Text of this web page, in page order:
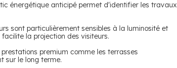
énergétique anticipé permet d'identifier les travaux
sont particulièrement sensibles à la luminosité et
la projection des visiteurs.
prestations premium comme les terrasses
sur le long terme.